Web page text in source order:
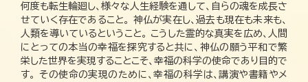
何度も転生輪廻し、様々な人生経験を通して、自らの魂を成長さ
せていく存在であること。 神仏が実在し、過去も現在も未来も、
人類を導いているということ。 こうした霊的な真実を広め、人間
にとっての本当の幸福を探究すると共に、神仏の願う平和で繁
栄した世界を実現することこそ、幸福の科学の使命であり目的で
す。 その使命の実現のために、幸福の科学は、講演や書籍やメ